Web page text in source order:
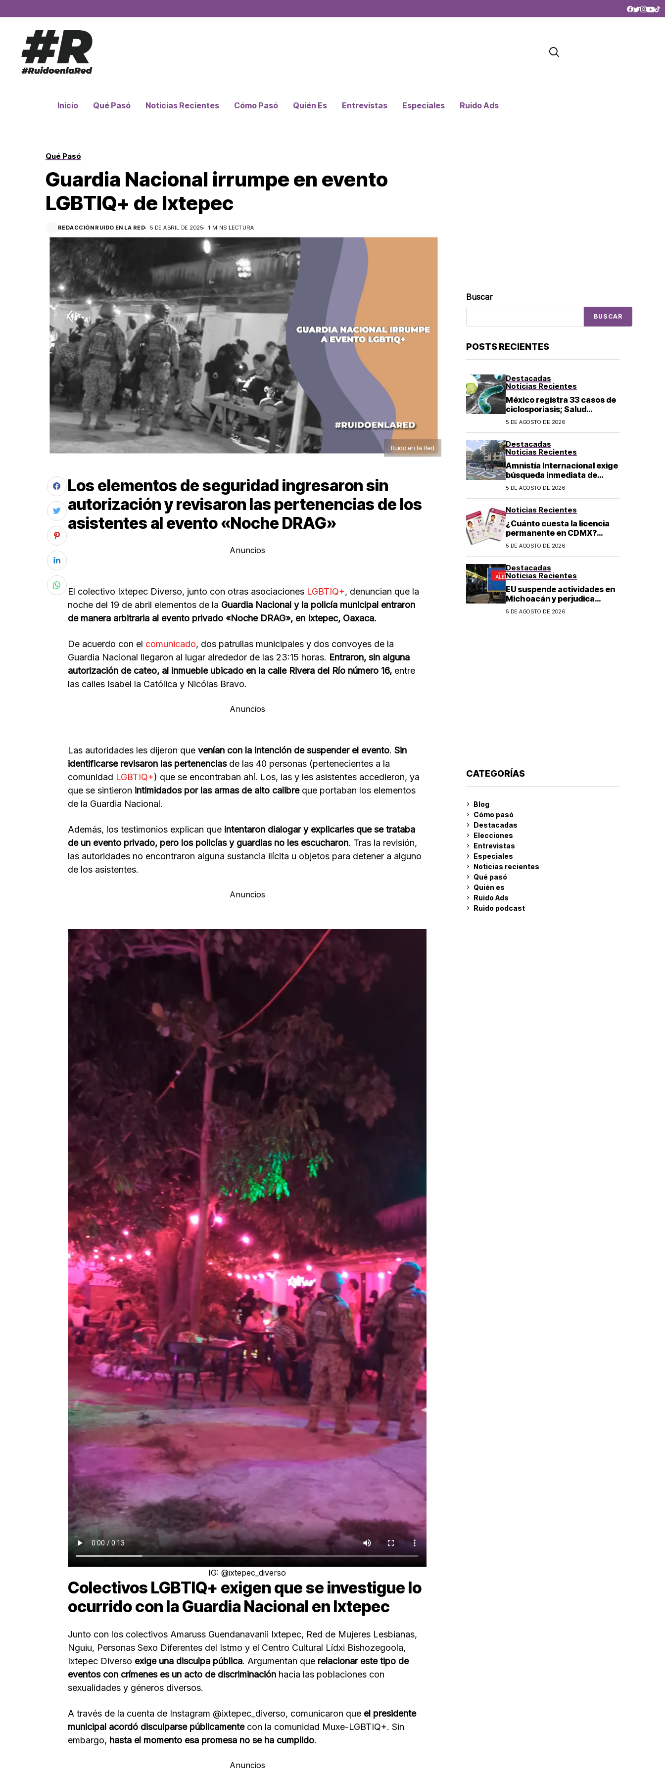
Inicio Qué Pasó Noticias Recientes Cómo Pasó Quién Es Entrevistas Especiales Ruido Ads
Qué Pasó
Guardia Nacional irrumpe en evento
LGBTIQ+ de Ixtepec
REDACCIÓN RUIDO EN LA RED 5 DE ABRIL DE 2025 1 MINS LECTURA
Ruido en la Red
Los elementos de seguridad ingresaron sin
autorización y revisaron las pertenencias de los
asistentes al evento «Noche DRAG»
Anuncios
El colectivo Ixtepec Diverso, junto con otras asociaciones LGBTIQ+, denuncian que la
noche del 19 de abril elementos de la Guardia Nacional y la policía municipal entraron
de manera arbitraria al evento privado «Noche DRAG», en Ixtepec, Oaxaca.
De acuerdo con el comunicado, dos patrullas municipales y dos convoyes de la
Guardia Nacional llegaron al lugar alrededor de las 23:15 horas. Entraron, sin alguna
autorización de cateo, al inmueble ubicado en la calle Rivera del Río número 16, entre
las calles Isabel la Católica y Nicólas Bravo.
Anuncios
Las autoridades les dijeron que venían con la intención de suspender el evento. Sin
identificarse revisaron las pertenenciasde las 40 personas (pertenecientes a la
comunidad LGBTIQ+) que se encontraban ahí. Los, las y les asistentes accedieron, ya
que se sintieron intimidados por las armas de alto calibreque portaban los elementos
de la Guardia Nacional.
Además, los testimonios explican que intentaron dialogar y explicarles que se trataba
de un evento privado, pero los policías y guardias no les escucharon. Tras la revisión,
las autoridades no encontraron alguna sustancia ilícita u objetos para detener a alguno
de los asistentes.
Anuncios
IG: @ixtepec_diverso
Colectivos LGBTIQ+ exigen que se investigue lo
ocurrido con la Guardia Nacional en Ixtepec
Junto con los colectivos Amaruss Guendanavanii Ixtepec, Red de Mujeres Lesbianas,
Nguiu, Personas Sexo Diferentes del Istmo y el Centro Cultural Lídxi Bishozegoola,
Ixtepec Diverso exige una disculpa pública. Argumentan que relacionar este tipo de
eventos con crímenes es un acto de discriminación hacia las poblaciones con
sexualidades y géneros diversos.
A través de la cuenta de Instagram @ixtepec_diverso, comunicaron que el presidente
municipal acordó disculparse públicamente con la comunidad Muxe-LGBTIQ+. Sin
embargo, hasta el momento esa promesa no se ha cumplido.
Anuncios
Buscar
BUSCAR
POSTS RECIENTES
Destacadas
Noticias Recientes
México registra 33 casos de
ciclosporiasis; Salud
mantiene vigilancia
5 DE AGOSTO DE 2026
Destacadas
Noticias Recientes
Amnistía Internacional exige
búsqueda inmediata de
ambientalista desaparecido
5 DE AGOSTO DE 2026
Noticias Recientes
¿Cuánto cuesta la licencia
permanente en CDMX?
Costo y fecha límite del
5 DE AGOSTO DE 2026
Destacadas
Noticias Recientes
EU suspende actividades en
Michoacán y perjudica
exportación de aguacate
5 DE AGOSTO DE 2026
CATEGORÍAS
Blog
Cómo pasó
Destacadas
Elecciones
Entrevistas
Especiales
Noticias recientes
Qué pasó
Quién es
Ruido Ads
Ruido podcast